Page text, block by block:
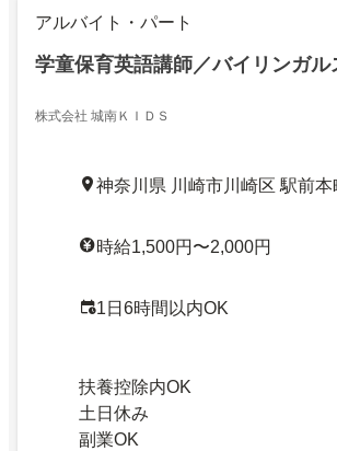
アルバイト・パート
学童保育英語講師／バイリンガ
株式会社 城南ＫＩＤＳ
神奈川県 川崎市川崎区 駅前
時給1,500円〜2,000円
1日6時間以内OK
扶養控除内OK
土日休み
副業OK